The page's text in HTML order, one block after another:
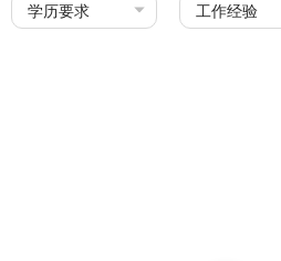
学历要求 工作经验